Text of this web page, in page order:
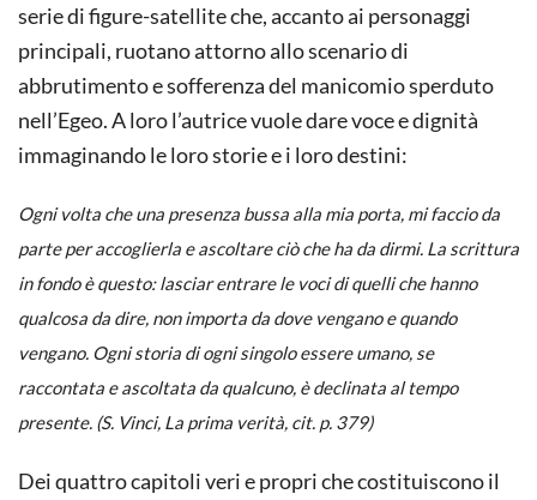
serie di figure-satellite che, accanto ai personaggi
principali, ruotano attorno allo scenario di
abbrutimento e sofferenza del manicomio sperduto
nell’Egeo. A loro l’autrice vuole dare voce e dignità
immaginando le loro storie e i loro destini:
Ogni volta che una presenza bussa alla mia porta, mi faccio da
parte per accoglierla e ascoltare ciò che ha da dirmi. La scrittura
in fondo è questo: lasciar entrare le voci di quelli che hanno
qualcosa da dire, non importa da dove vengano e quando
vengano. Ogni storia di ogni singolo essere umano, se
raccontata e ascoltata da qualcuno, è declinata al tempo
presente. (S. Vinci, La prima verità, cit. p. 379)
Dei quattro capitoli veri e propri che costituiscono il